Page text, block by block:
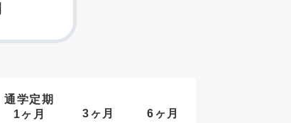
通学定期
1ヶ月
3ヶ月 6ヶ月